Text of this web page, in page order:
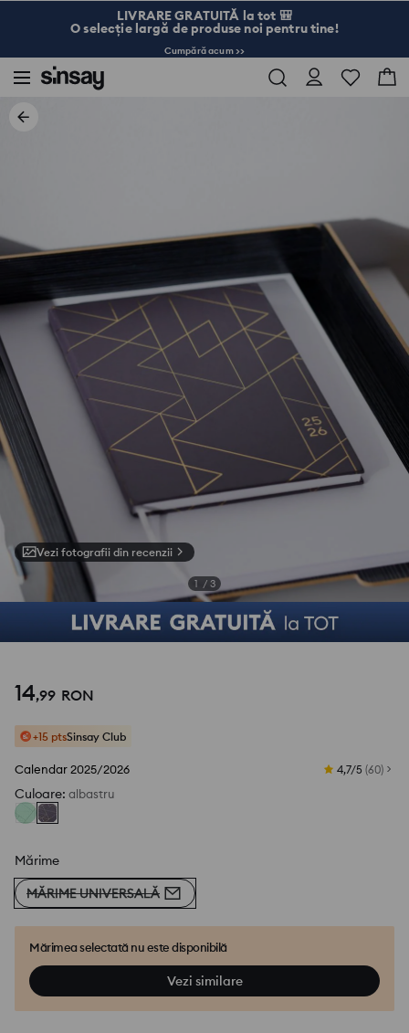
LIVRARE GRATUITĂ la tot 🎒
O selecție largă de produse noi pentru tine!
Cumpără acum >>
Vezi fotografii din recenzii
1 / 3
14,99 RON
+15 ptsSinsay Club
Calendar 2025/2026 4,7/5 (60)
Culoare: albastru
Mărime
MĂRIME UNIVERSALĂ
Mărimea selectată nu este disponibilă
Vezi similare